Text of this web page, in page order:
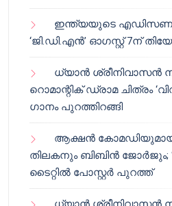
ഇന്ത്യയുടെ
‘ജി.ഡി.എൻ’ ഓഗസ്റ്റ് 7ന്
ധ്യാൻ ശ്രീനിവാസൻ
റൊമാന്റിക് ഡ്രാമ ചിത്രം
ഗാനം പുറത്തിറങ്ങി
ആക്ഷൻ
തിലകനും ബിബിൻ ജോർജും;
ടൈറ്റിൽ പോസ്റ്റർ പുറത്ത്